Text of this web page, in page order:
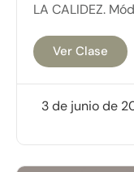
LA CALIDEZ.
Ver Clase
3 de junio de